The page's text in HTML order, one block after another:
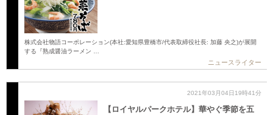
株式会社物語コーポレーション(本社:愛知県豊橋市/代表取締役社長: 加藤 央之)が展開
する『熟成醤油ラーメン …
ニュースライター
2021年03月04日19時41分
【ロイヤルパークホテル】華やぐ季節を五